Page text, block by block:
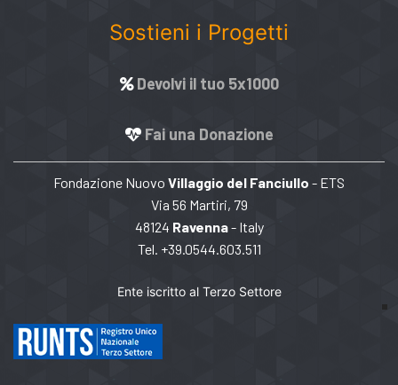
Sostieni i Progetti
Devolvi il tuo 5x1000
Fai una Donazione
Fondazione Nuovo Villaggio del Fanciullo - ETS
Via 56 Martiri, 79
48124 Ravenna- Italy
Tel. +39.0544.603.511
Ente iscritto al Terzo Settore